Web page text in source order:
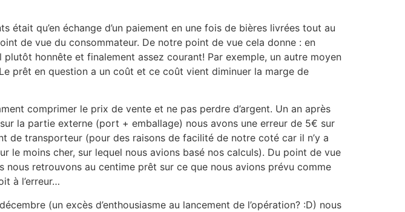
qu’en échange d’un paiement en une fois de bières livrées tout au
de vue du consommateur. De notre point de vue cela donne : en
plutôt honnête et finalement assez courant! Par exemple, un autre moyen
prêt en question a un coût et ce coût vient diminuer la marge de
comprimer le prix de vente et ne pas perdre d’argent. Un an après
la partie externe (port + emballage) nous avons une erreur de 5€ sur
de transporteur (pour des raisons de facilité de notre coté car il n’y a
le moins cher, sur lequel nous avions basé nos calculs). Du point de vue
nous retrouvons au centime prêt sur ce que nous avions prévu comme
à l’erreur…
(un excès d’enthousiasme au lancement de l’opération? :D) nous